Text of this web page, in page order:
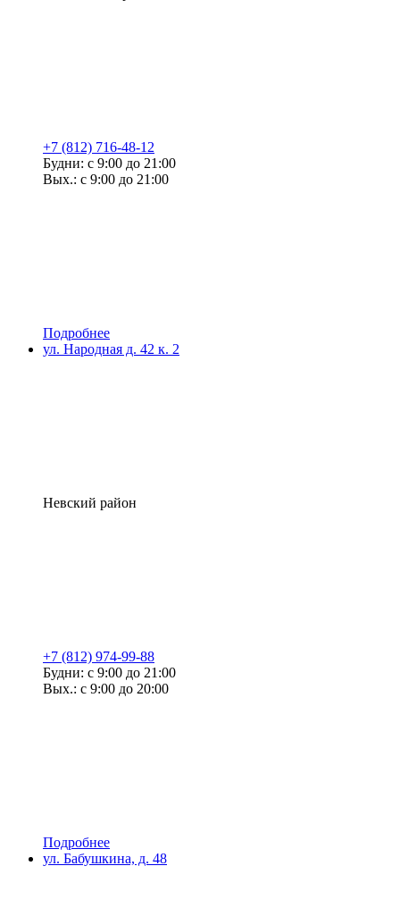
+7 (812) 716-48-12
Будни: с 9:00 до 21:00
Вых.: с 9:00 до 21:00
Подробнее
ул. Народная д. 42 к. 2
Невский район
+7 (812) 974-99-88
Будни: с 9:00 до 21:00
Вых.: с 9:00 до 20:00
Подробнее
ул. Бабушкина, д. 48